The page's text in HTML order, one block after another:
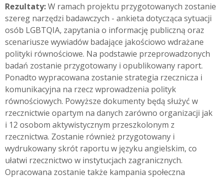
Rezultaty:W ramach projektu przygotowanych zostanie
szereg narzędzi badawczych - ankieta dotycząca sytuacji
osób LGBTQIA, zapytania o informację publiczną oraz
scenariusze wywiadów badające jakościowo wdrażane
polityki równościowe. Na podstawie przeprowadzonych
badań zostanie przygotowany i opublikowany raport.
Ponadto wypracowana zostanie strategia rzecznicza i
komunikacyjna na rzecz wprowadzenia polityk
równościowych. Powyższe dokumenty będą służyć w
rzecznictwie opartym na danych zarówno organizacji jak
i 12 osobom aktywistycznym przeszkolonym z
rzecznictwa. Zostanie również przygotowany i
wydrukowany skrót raportu w języku angielskim, co
ułatwi rzecznictwo w instytucjach zagranicznych.
Opracowana zostanie także kampania społeczna